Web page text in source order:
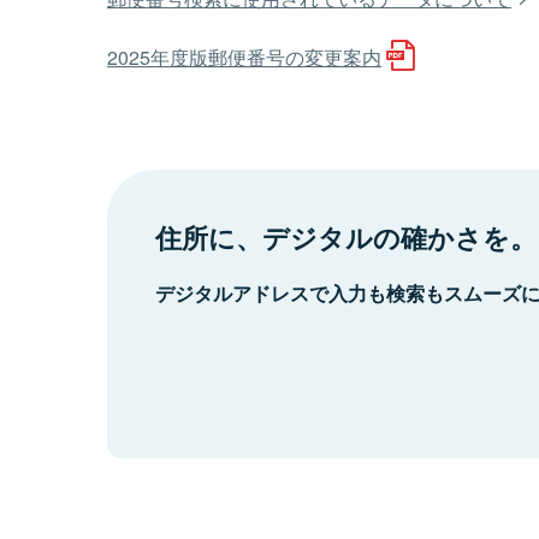
2025年度版郵便番号の変更案内
住所に、デジタルの確かさを。
デジタルアドレスで入力も検索もスムーズ